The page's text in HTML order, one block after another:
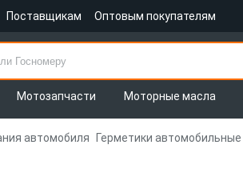
Поставщикам Оптовым покупателям
Мотозапчасти Моторные масла
автомобиля Герметики автомобильные